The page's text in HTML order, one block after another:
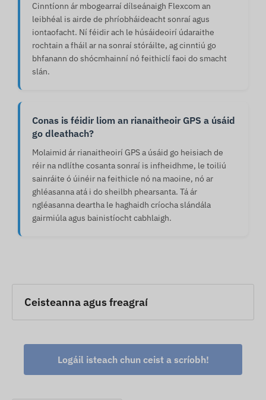
Cinntíonn ár mbogearraí dílseánaigh Flexcom an
leibhéal is airde de phríobháideacht sonraí agus
iontaofacht. Ní féidir ach le húsáideoirí údaraithe
rochtain a fháil ar na sonraí stóráilte, ag cinntiú go
bhfanann do shócmhainní nó feithiclí faoi do smacht
slán.
Conas is féidir liom an rianaitheoir GPS a úsáid
go dleathach?
Molaimid ár rianaitheoirí GPS a úsáid go heisiach de
réir na ndlíthe cosanta sonraí is infheidhme, le toiliú
sainráite ó úinéir na feithicle nó na maoine, nó ar
ghléasanna atá i do sheilbh phearsanta. Tá ár
ngléasanna deartha le haghaidh críocha slándála
gairmiúla agus bainistíocht cabhlaigh.
Ceisteanna agus freagraí
Logáil isteach chun ceist a scríobh!